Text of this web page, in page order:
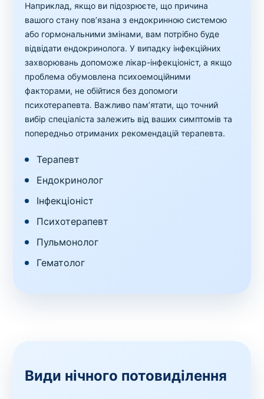
Наприклад, якщо ви підозрюєте, що причина
вашого стану пов’язана з ендокринною системою
або гормональними змінами, вам потрібно буде
відвідати ендокринолога. У випадку інфекційних
захворювань допоможе лікар-інфекціоніст, а якщо
проблема обумовлена психоемоційними
факторами, не обійтися без допомоги
психотерапевта. Важливо пам’ятати, що точний
вибір спеціаліста залежить від ваших симптомів та
попередньо отриманих рекомендацій терапевта.
Терапевт
Ендокринолог
Інфекціоніст
Психотерапевт
Пульмонолог
Гематолог
Види нічного потовиділення